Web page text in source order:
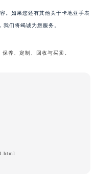
。如果您还有其他关于卡地亚手表
们将竭诚为您服务。